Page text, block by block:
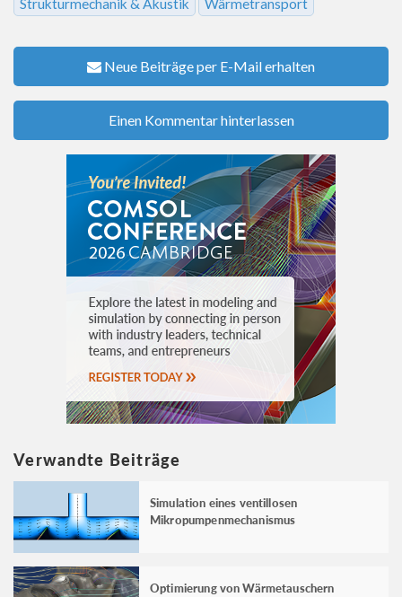
Strukturmechanik & Akustik
Wärmetransport
Neue Beiträge per E-Mail erhalten
Einen Kommentar hinterlassen
Verwandte Beiträge
Simulation eines ventillosen
Mikropumpenmechanismus
Optimierung von Wärmetauschern